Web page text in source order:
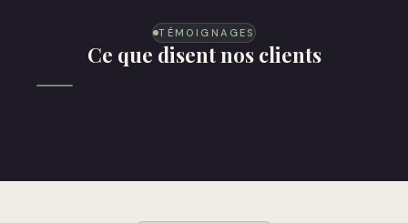
TÉMOIGNAGES
Ce que disent nos clients